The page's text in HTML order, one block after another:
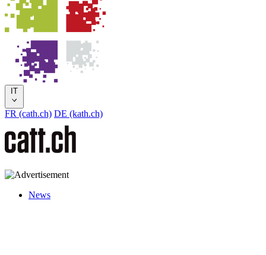
IT
FR (cath.ch) DE (kath.ch)
News